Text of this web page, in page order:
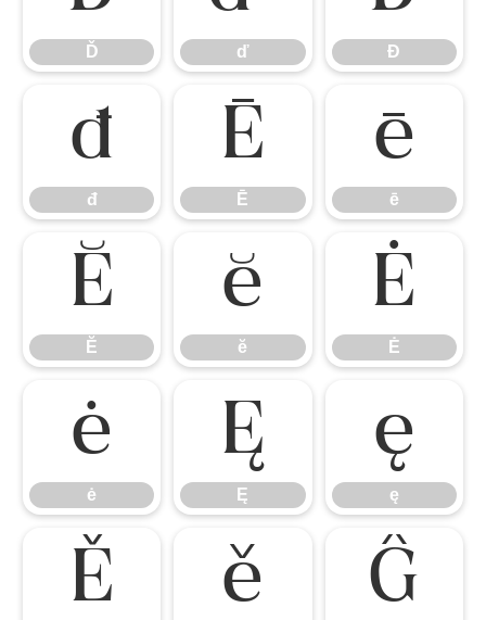
Ď ď Đ
đ
đ
Ē
Ē
ē
ē
Ĕ
Ĕ
ĕ
ĕ
Ė
Ė
ė
ė
Ę
Ę
ę
ę
Ě ě Ĝ